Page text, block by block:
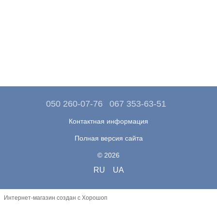
050 260-07-76 067 353-63-51
Контактная информация
Полная версия сайта
© 2026
RU UA
Интернет-магазин создан с Хорошоп